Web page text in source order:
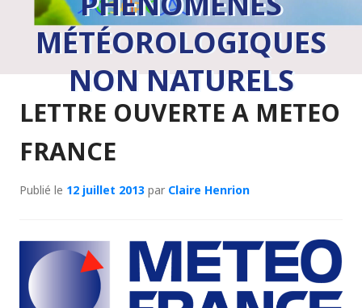
MÉTÉOROLOGIQUES
NON NATURELS
LETTRE OUVERTE A METEO
FRANCE
Publié le 12 juillet 2013 par Claire Henrion